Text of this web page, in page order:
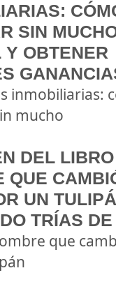
SIN
Y OBTENER
inmobiliarias:
mucho
DEL
QUE
UN
TRÍAS
que